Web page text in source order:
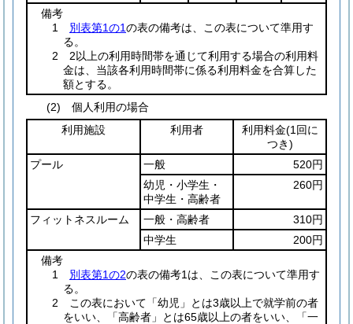
備考
1 別表第1の1の表の備考は、この表について準用す
る。
2 2以上の利用時間帯を通じて利用する場合の利用料
金は、当該各利用時間帯に係る利用料金を合算した
額とする。
(2) 個人利用の場合
利用施設
利用者 利用料金(1回に
つき)
プール
一般
520円
幼児・小学生・
中学生・高齢者
260円
フィットネスルーム 一般・高齢者
310円
中学生
200円
備考
1 別表第1の2の表の備考1は、この表について準用す
る。
2 この表において「幼児」とは3歳以上で就学前の者
をいい、「高齢者」とは65歳以上の者をいい、「一